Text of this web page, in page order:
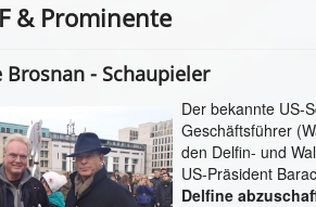
& Prominente
Brosnan - Schaupieler
Der bekannte US-
Geschäftsführer
den Delfin- und
US-Präsident
Delfine